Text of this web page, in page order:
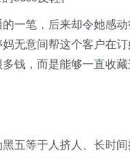
一笔，后来却令她感
无意间帮这个客户在
钱，而是能够一直收藏
五等于人挤人、长时